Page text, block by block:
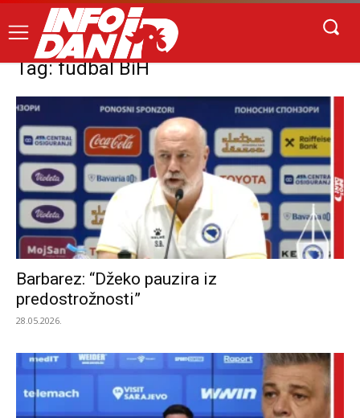
Tag: fudbal BiH
Barbarez: “Džeko pauzira iz
predostrožnosti”
28.05.2026.